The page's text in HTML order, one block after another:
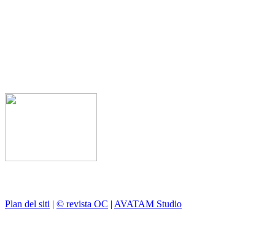
Plan del siti | © revista OC | AVATAM Studio